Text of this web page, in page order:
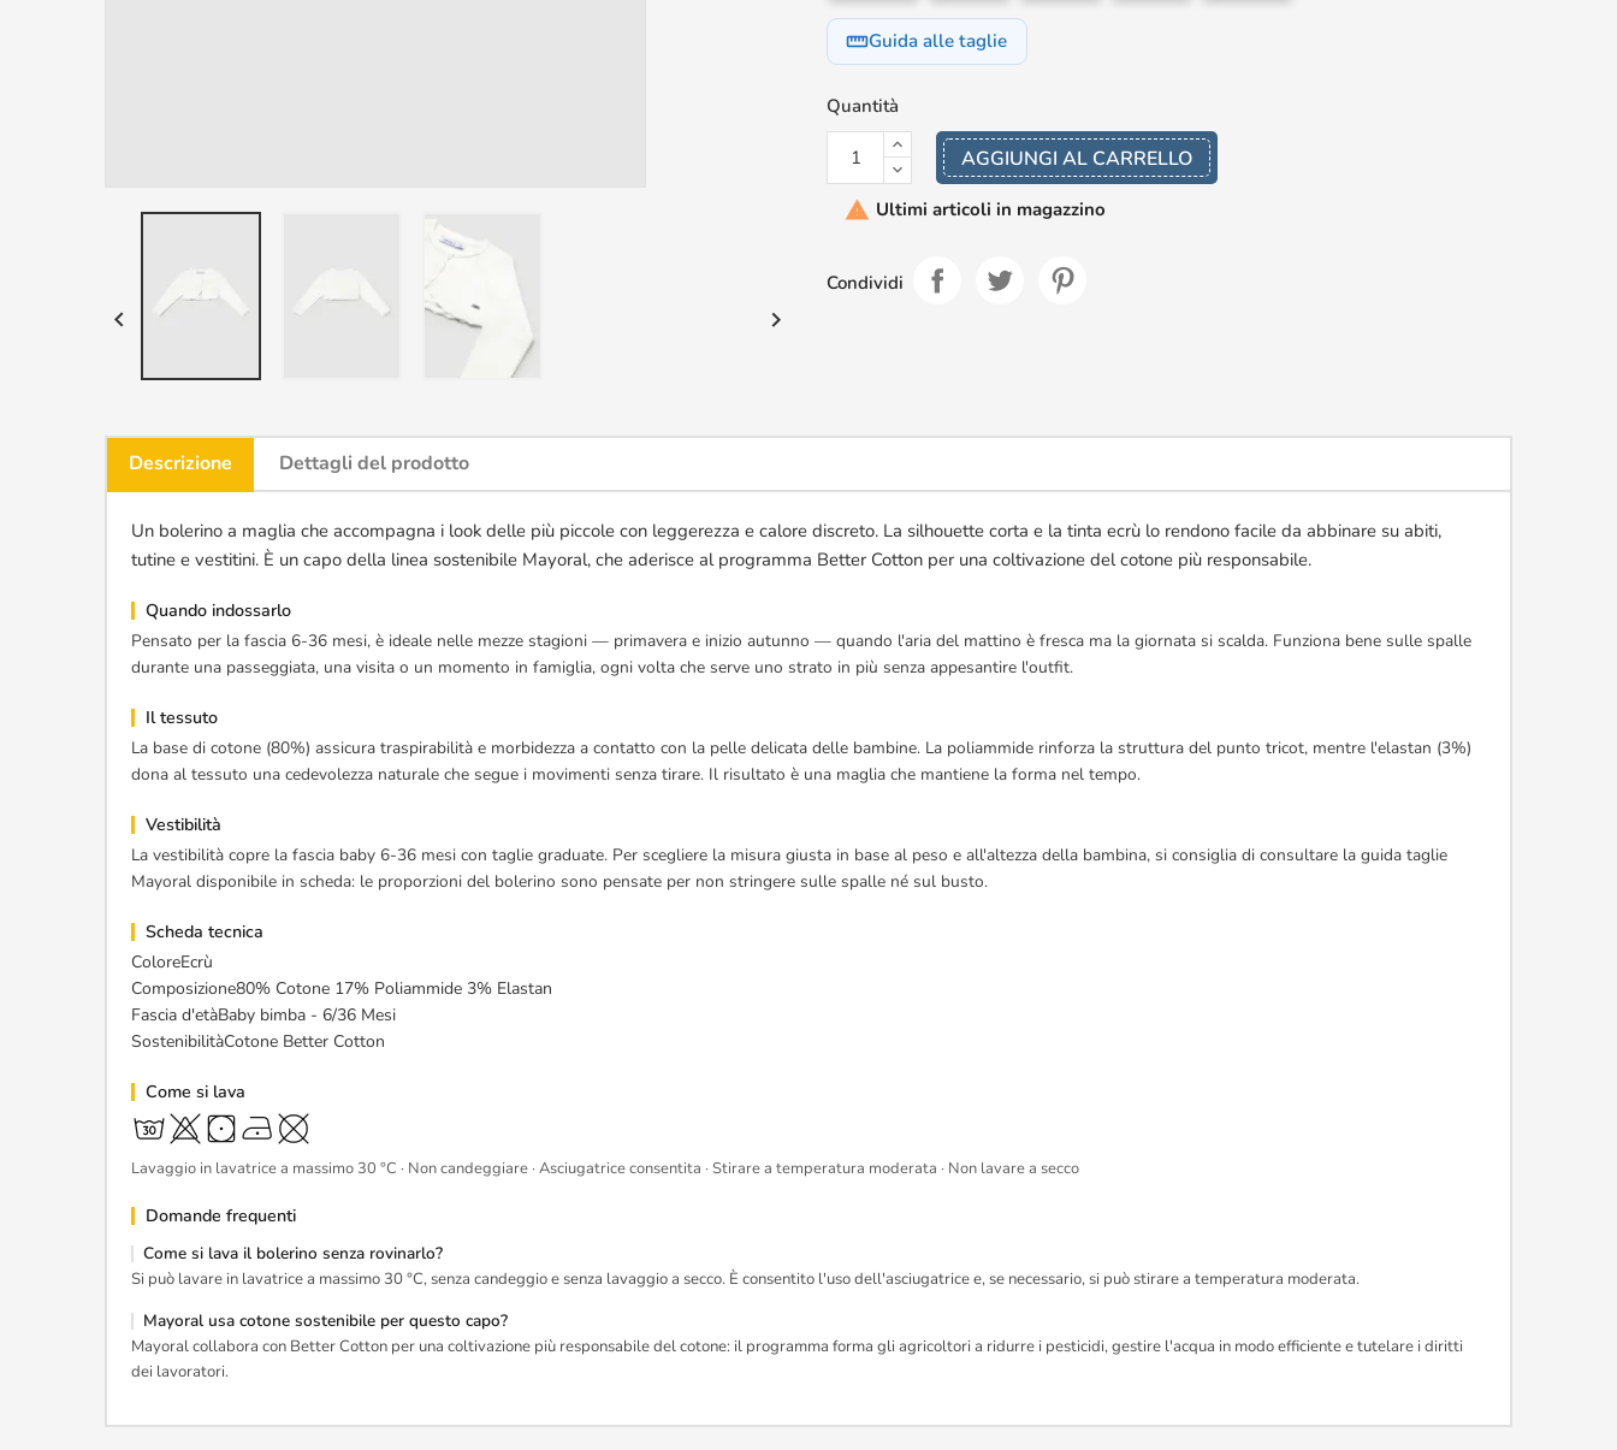
 
straightenGuida alle taglie
Quantità
AGGIUNGI AL CARRELLO
 Ultimi articoli in magazzino
Condividi
Descrizione Dettagli del prodotto
Un bolerino a maglia che accompagna i look delle più piccole con leggerezza e calore discreto. La silhouette corta e la tinta ecrù lo rendono facile da abbinare su abiti,
tutine e vestitini. È un capo della linea sostenibile Mayoral, che aderisce al programma Better Cotton per una coltivazione del cotone più responsabile.
Quando indossarlo
Pensato per la fascia 6-36 mesi, è ideale nelle mezze stagioni — primavera e inizio autunno — quando l'aria del mattino è fresca ma la giornata si scalda. Funziona bene sulle spalle
durante una passeggiata, una visita o un momento in famiglia, ogni volta che serve uno strato in più senza appesantire l'outfit.
Il tessuto
La base di cotone (80%) assicura traspirabilità e morbidezza a contatto con la pelle delicata delle bambine. La poliammide rinforza la struttura del punto tricot, mentre l'elastan (3%)
dona al tessuto una cedevolezza naturale che segue i movimenti senza tirare. Il risultato è una maglia che mantiene la forma nel tempo.
Vestibilità
La vestibilità copre la fascia baby 6-36 mesi con taglie graduate. Per scegliere la misura giusta in base al peso e all'altezza della bambina, si consiglia di consultare la guida taglie
Mayoral disponibile in scheda: le proporzioni del bolerino sono pensate per non stringere sulle spalle né sul busto.
Scheda tecnica
ColoreEcrù
Composizione80% Cotone 17% Poliammide 3% Elastan
Fascia d'etàBaby bimba - 6/36 Mesi
SostenibilitàCotone Better Cotton
Come si lava
Lavaggio in lavatrice a massimo 30 °C · Non candeggiare · Asciugatrice consentita · Stirare a temperatura moderata · Non lavare a secco
Domande frequenti
Come si lava il bolerino senza rovinarlo?
Si può lavare in lavatrice a massimo 30 °C, senza candeggio e senza lavaggio a secco. È consentito l'uso dell'asciugatrice e, se necessario, si può stirare a temperatura moderata.
Mayoral usa cotone sostenibile per questo capo?
Mayoral collabora con Better Cotton per una coltivazione più responsabile del cotone: il programma forma gli agricoltori a ridurre i pesticidi, gestire l'acqua in modo efficiente e tutelare i diritti
dei lavoratori.